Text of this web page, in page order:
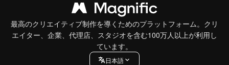
最高のクリエイティブ制作を導くためのプラットフォーム。クリ
エイター、企業、代理店、スタジオを含む100万人以上が利用し
ています。
日本語